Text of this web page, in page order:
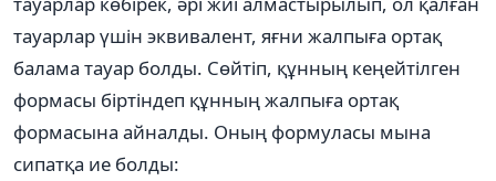
тауарлар үшін эквивалент, яғни жалпыға ортақ
балама тауар болды. Сөйтіп, құнның кеңейтілген
формасы біртіндеп құнның жалпыға ортақ
формасына айналды. Оның формуласы мына
сипатқа ие болды: